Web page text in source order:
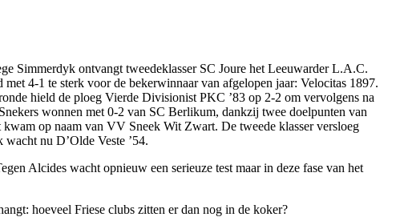
Simmerdyk ontvangt tweedeklasser SC Joure het Leeuwarder L.A.C.
4-1 te sterk voor de bekerwinnaar van afgelopen jaar: Velocitas 1897.
hield de ploeg Vierde Divisionist PKC ’83 op 2-2 om vervolgens na
wonnen met 0-2 van SC Berlikum, dankzij twee doelpunten van
op naam van VV Sneek Wit Zwart. De tweede klasser versloeg
nu D’Olde Veste ’54.
Alcides wacht opnieuw een serieuze test maar in deze fase van het
hoeveel Friese clubs zitten er dan nog in de koker?